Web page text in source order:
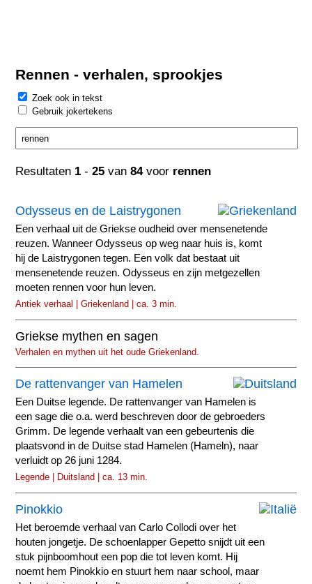
Rennen - verhalen, sprookjes
Zoek ook in tekst
Gebruik jokertekens
Resultaten 1 -25 van84voor rennen
Odysseus en de Laistrygonen
Een verhaal uit de Griekse oudheid over mensenetende
reuzen. Wanneer Odysseus op weg naar huis is, komt
hij de Laistrygonen tegen. Een volk dat bestaat uit
mensenetende reuzen. Odysseus en zijn metgezellen
moeten rennen voor hun leven.
Antiek verhaal | Griekenland | ca. 3 min.
Griekse mythen en sagen
Verhalen en mythen uit het oude Griekenland.
De rattenvanger van Hamelen
Een Duitse legende. De rattenvanger van Hamelen is
een sage die o.a. werd beschreven door de gebroeders
Grimm. De legende verhaalt van een gebeurtenis die
plaatsvond in de Duitse stad Hamelen (Hameln), naar
verluidt op 26 juni 1284.
Legende | Duitsland | ca. 13 min.
Pinokkio
Het beroemde verhaal van Carlo Collodi over het
houten jongetje. De schoenlapper Gepetto snijdt uit een
stuk pijnboomhout een pop die tot leven komt. Hij
noemt hem Pinokkio en stuurt hem naar school, maar